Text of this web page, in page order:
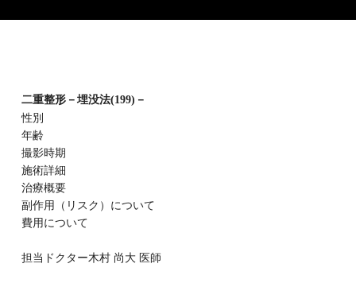
二重整形－埋没法(199)－
性別
年齢
撮影時期
施術詳細
治療概要
副作⽤（リスク）について
費⽤について
担当ドクター木村 尚大医師